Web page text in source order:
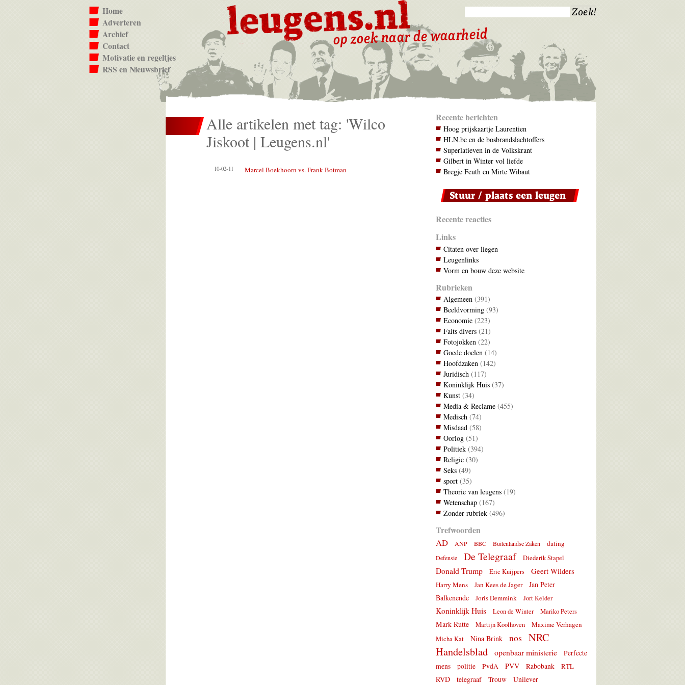
Home
Adverteren
Archief
Contact
Motivatie en regeltjes
RSS en Nieuwsbrief
Alle artikelen met tag: 'Wilco
Jiskoot | Leugens.nl'
10-02-11 Marcel Boekhoorn vs. Frank Botman
Recente berichten
Hoog prijskaartje Laurentien
HLN.be en de bosbrandslachtoffers
Superlatieven in de Volkskrant
Gilbert in Winter vol liefde
Bregje Feuth en Mirte Wibaut
Recente reacties
Links
Citaten over liegen
Leugenlinks
Vorm en bouw deze website
Rubrieken
Algemeen(391)
Beeldvorming(93)
Economie(223)
Faits divers(21)
Fotojokken(22)
Goede doelen(14)
Hoofdzaken(142)
Juridisch(117)
Koninklijk Huis(37)
Kunst(34)
Media & Reclame(455)
Medisch(74)
Misdaad(58)
Oorlog(51)
Politiek(394)
Religie(30)
Seks(49)
sport(35)
Theorie van leugens(19)
Wetenschap(167)
Zonder rubriek(496)
Trefwoorden
AD
ANP BBC Buitenlandse Zaken dating
Defensie De Telegraaf Diederik Stapel
Donald Trump Eric Kuijpers Geert Wilders
Harry Mens Jan Kees de Jager
Jan Peter
Balkenende
Joris Demmink Jort Kelder
Koninklijk Huis Leon de Winter Mariko Peters
Mark Rutte Martijn Koolhoven Maxime Verhagen
Micha Kat Nina Brink nos
NRC
Handelsblad
openbaar ministerie
Perfecte
mens
politie PvdA PVV Rabobank RTL
RVD telegraaf Trouw Unilever